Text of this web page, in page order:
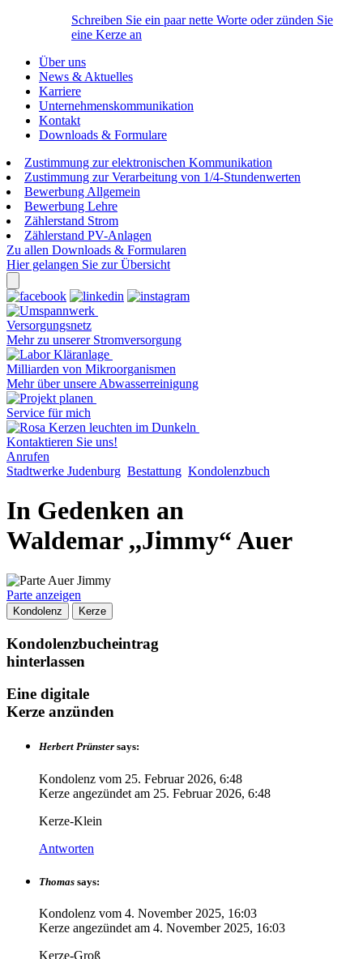
Schreiben Sie ein paar nette Worte oder zünden Sie
eine Kerze an
Über uns
News & Aktuelles
Karriere
Unternehmenskommunikation
Kontakt
Downloads & Formulare
Zustimmung zur elektronischen Kommunikation
Zustimmung zur Verarbeitung von 1/4-Stundenwerten
Bewerbung Allgemein
Bewerbung Lehre
Zählerstand Strom
Zählerstand PV-Anlagen
Zu allen Downloads & Formularen
Hier gelangen Sie zur Übersicht
Versorgungsnetz
Mehr zu unserer Stromversorgung
Milliarden von Mikroorganismen
Mehr über unsere Abwasserreinigung
Service für mich
Kontaktieren Sie uns!
Anrufen
Stadtwerke Judenburg Bestattung Kondolenzbuch
In Gedenken an
Waldemar ,,Jimmy“ Auer
Parte anzeigen
Kondolenz Kerze
Kondolenzbucheintrag
hinterlassen
Eine digitale
Kerze anzünden
Herbert Prünster says:
Kondolenz vom 25. Februar 2026, 6:48
Kerze angezündet am 25. Februar 2026, 6:48
Kerze-Klein
Antworten
Thomas says:
Kondolenz vom 4. November 2025, 16:03
Kerze angezündet am 4. November 2025, 16:03
Kerze-Groß